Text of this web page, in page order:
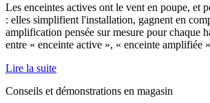
Les enceintes actives ont le vent en poupe, et
: elles simplifient l'installation, gagnent en
amplification pensée sur mesure pour chaque
entre « enceinte active », « enceinte amplifiée
Lire la suite
Conseils et démonstrations en magasin